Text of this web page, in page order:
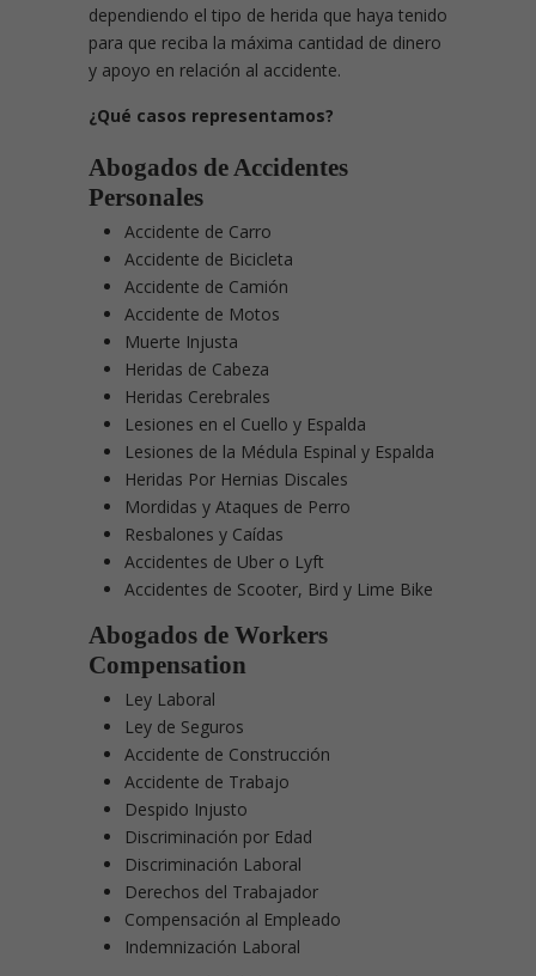
dependiendo el tipo de herida que haya tenido
para que reciba la máxima cantidad de dinero
y apoyo en relación al accidente.
¿Qué casos representamos?
Abogados de Accidentes
Personales
Accidente de Carro
Accidente de Bicicleta
Accidente de Camión
Accidente de Motos
Muerte Injusta
Heridas de Cabeza
Heridas Cerebrales
Lesiones en el Cuello y Espalda
Lesiones de la Médula Espinal y Espalda
Heridas Por Hernias Discales
Mordidas y Ataques de Perro
Resbalones y Caídas
Accidentes de Uber o Lyft
Accidentes de Scooter, Bird y Lime Bike
Abogados de Workers
Compensation
Ley Laboral
Ley de Seguros
Accidente de Construcción
Accidente de Trabajo
Despido Injusto
Discriminación por Edad
Discriminación Laboral
Derechos del Trabajador
Compensación al Empleado
Indemnización Laboral